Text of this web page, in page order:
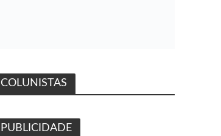
COLUNISTAS
PUBLICIDADE